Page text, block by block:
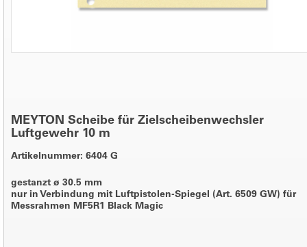
MEYTON Scheibe für Zielscheibenwechsler
Luftgewehr 10 m
Artikelnummer: 6404 G
gestanzt ø 30.5 mm
nur in Verbindung mit Luftpistolen-Spiegel (Art. 6509 GW) für
Messrahmen MF5R1 Black Magic